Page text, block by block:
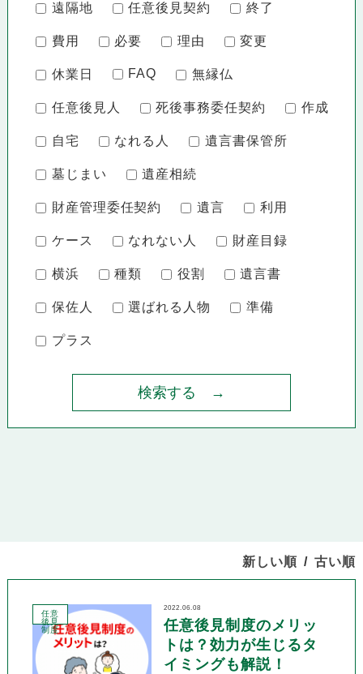
遠隔地 任意後見契約 終了
費用 必要 理由 変更
休業日 FAQ 無縁仏
任意後見人 死後事務委任契約 作成
自宅 なれる人 遺言書保管所
墓じまい 遺産相続
財産管理委任契約 遺言 利用
ケース なれない人 財産目録
横浜 種類 役割 遺言書
保佐人 選ばれる人物 準備
プラス
新しい順 古い順
任意
後見
制度
2022.06.08
任意後見制度のメリッ
トは？効力が生じるタ
イミングも解説！